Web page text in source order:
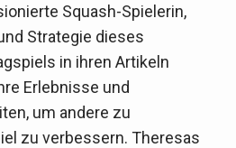
Squash-Spielerin,
Strategie dieses
in ihren Artikeln
Erlebnisse und
um andere zu
zu verbessern. Theresas